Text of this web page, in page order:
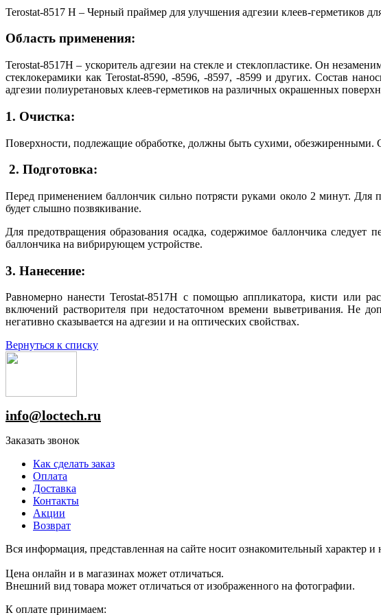
Terostat-8517 H – Черный праймер для улучшения адгезии клеев-герметиков
Область применения:
Terostat-8517H – ускоритель адгезии на стекле и стеклопластике. Он
стеклокерамики как Terostat-8590, -8596, -8597, -8599 и других. Состав
адгезии полиуретановых клеев-герметиков на различных окрашенных
1. Очистка:
Поверхности, подлежащие обработке, должны быть сухими, обезжиренными.
2. Подготовка:
Перед применением баллончик сильно потрясти руками около 2 минут. Для
будет слышно позвякивание.
Для предотвращения образования осадка, содержимое баллончика
баллончика на вибрирующем устройстве.
3. Нанесение:
Равномерно нанести Terostat-8517H с помощью аппликатора, кисти или
включений растворителя при недостаточном времени выветривания. Не
негативно сказывается на адгезии и на оптических свойствах.
Вернуться к списку
info@loctech.ru
Заказать звонок
Как сделать заказ
Оплата
Доставка
Контакты
Акции
Возврат
Вся информация, представленная на сайте носит ознакомительный характер
Цена онлайн и в магазинах может отличаться.
Внешний вид товара может отличаться от изображенного на фотографии.
К оплате принимаем: